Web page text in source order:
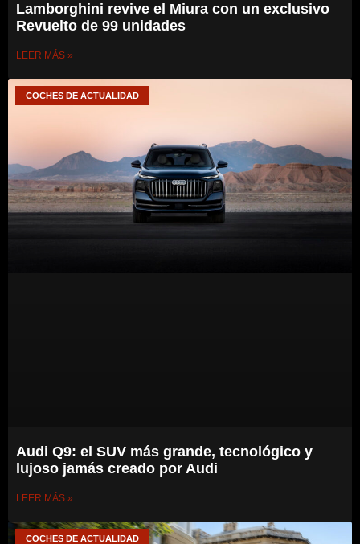
Lamborghini revive el Miura con un exclusivo
Revuelto de 99 unidades
LEER MÁS »
COCHES DE ACTUALIDAD
Audi Q9: el SUV más grande, tecnológico y
lujoso jamás creado por Audi
LEER MÁS »
COCHES DE ACTUALIDAD